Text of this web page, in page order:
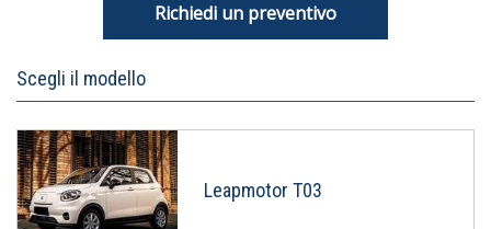
Richiedi un preventivo
Scegli il modello
Leapmotor T03